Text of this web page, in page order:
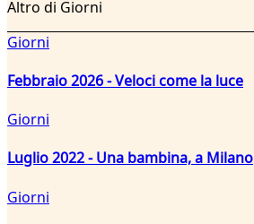
Altro di Giorni
Giorni
Febbraio 2026 - Veloci come la luce
Giorni
Luglio 2022 - Una bambina, a Milano
Giorni